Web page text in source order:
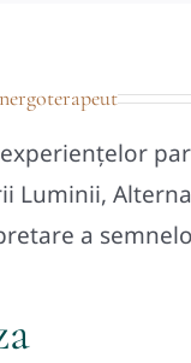
Luminii,
a